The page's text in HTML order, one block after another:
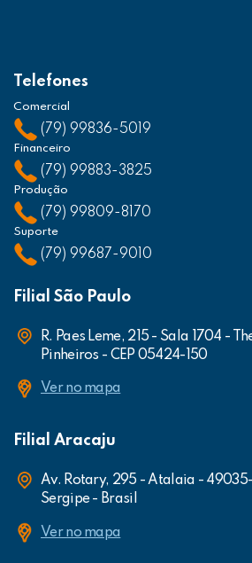
Telefones
Comercial
(79) 99836-5019
Financeiro
(79) 99883-3825
Produção
(79) 99809-8170
Suporte
(79) 99687-9010
Filial São Paulo
R. Paes Leme, 215 - Sala 1704 -
Pinheiros - CEP 05424-150
Ver no mapa
Filial Aracaju
Av. Rotary, 295 - Atalaia -
Sergipe - Brasil
Ver no mapa